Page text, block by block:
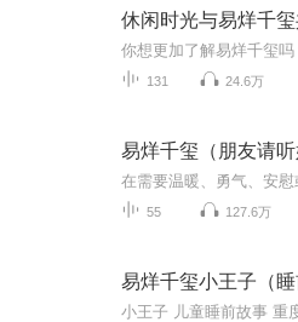
休闲时光与易烊千
131 24.6万
易烊千玺（朋友请听
55 127.6万
易烊千玺小王子（睡
小王子 儿童睡前故事 重